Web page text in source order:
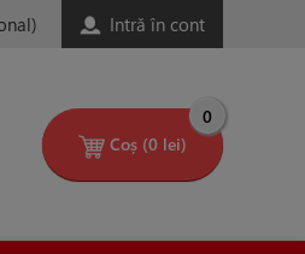
Intră în cont
Coș (0 lei)
0